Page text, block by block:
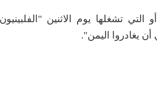
تشغلها يوم الاثنين
أن يغادروا اليمن".